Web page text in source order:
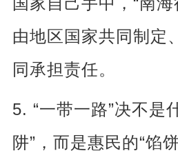
由地区国家共同制定
同承担责任。
5. “一带一路”决不是
阱” ，而是惠民的“馅